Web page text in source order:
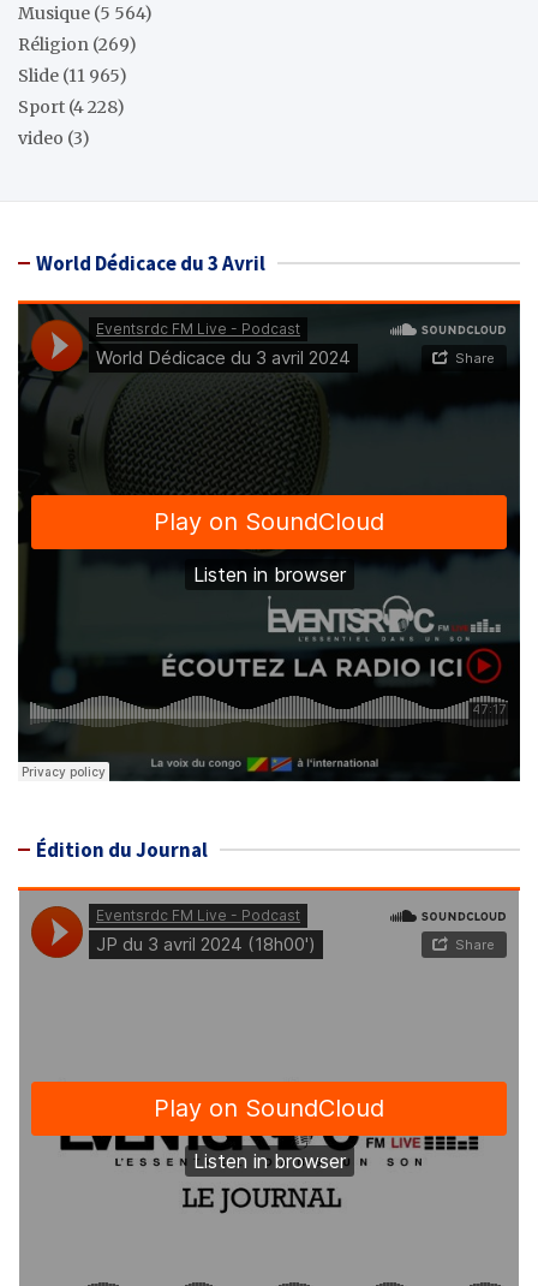
Musique (5 564)
Réligion (269)
Slide (11 965)
Sport (4 228)
video (3)
World Dédicace du 3 Avril
Édition du Journal